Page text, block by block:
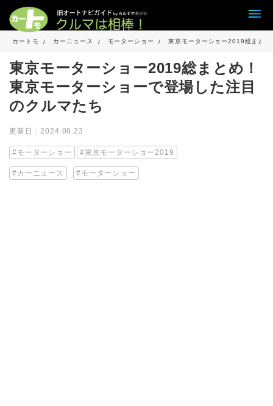
カートモ カーニュース モーターショー 東京モーターショー2019総まと
東京モーターショー2019総まとめ！
東京モーターショーで登場した注目
のクルマたち
更新日：2024.08.23
モーターショー 東京モーターショー2019
カーニュース モーターショー